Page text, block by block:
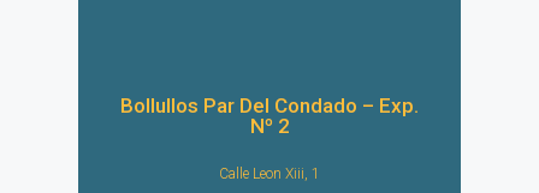
Bollullos Par Del Condado – Exp.
Nº 2
Calle Leon Xiii, 1